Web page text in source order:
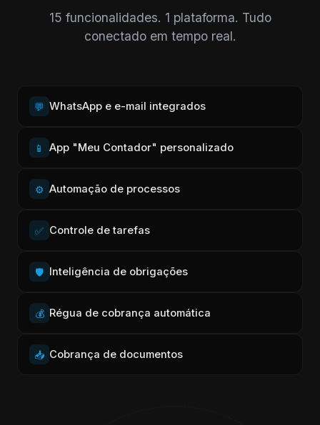
15 funcionalidades. 1 plataforma. Tudo
conectado em tempo real.
💬 WhatsApp e e-mail integrados
📱 App "Meu Contador" personalizado
⚙️ Automação de processos
✅ Controle de tarefas
🛡️ Inteligência de obrigações
💰 Régua de cobrança automática
📥 Cobrança de documentos